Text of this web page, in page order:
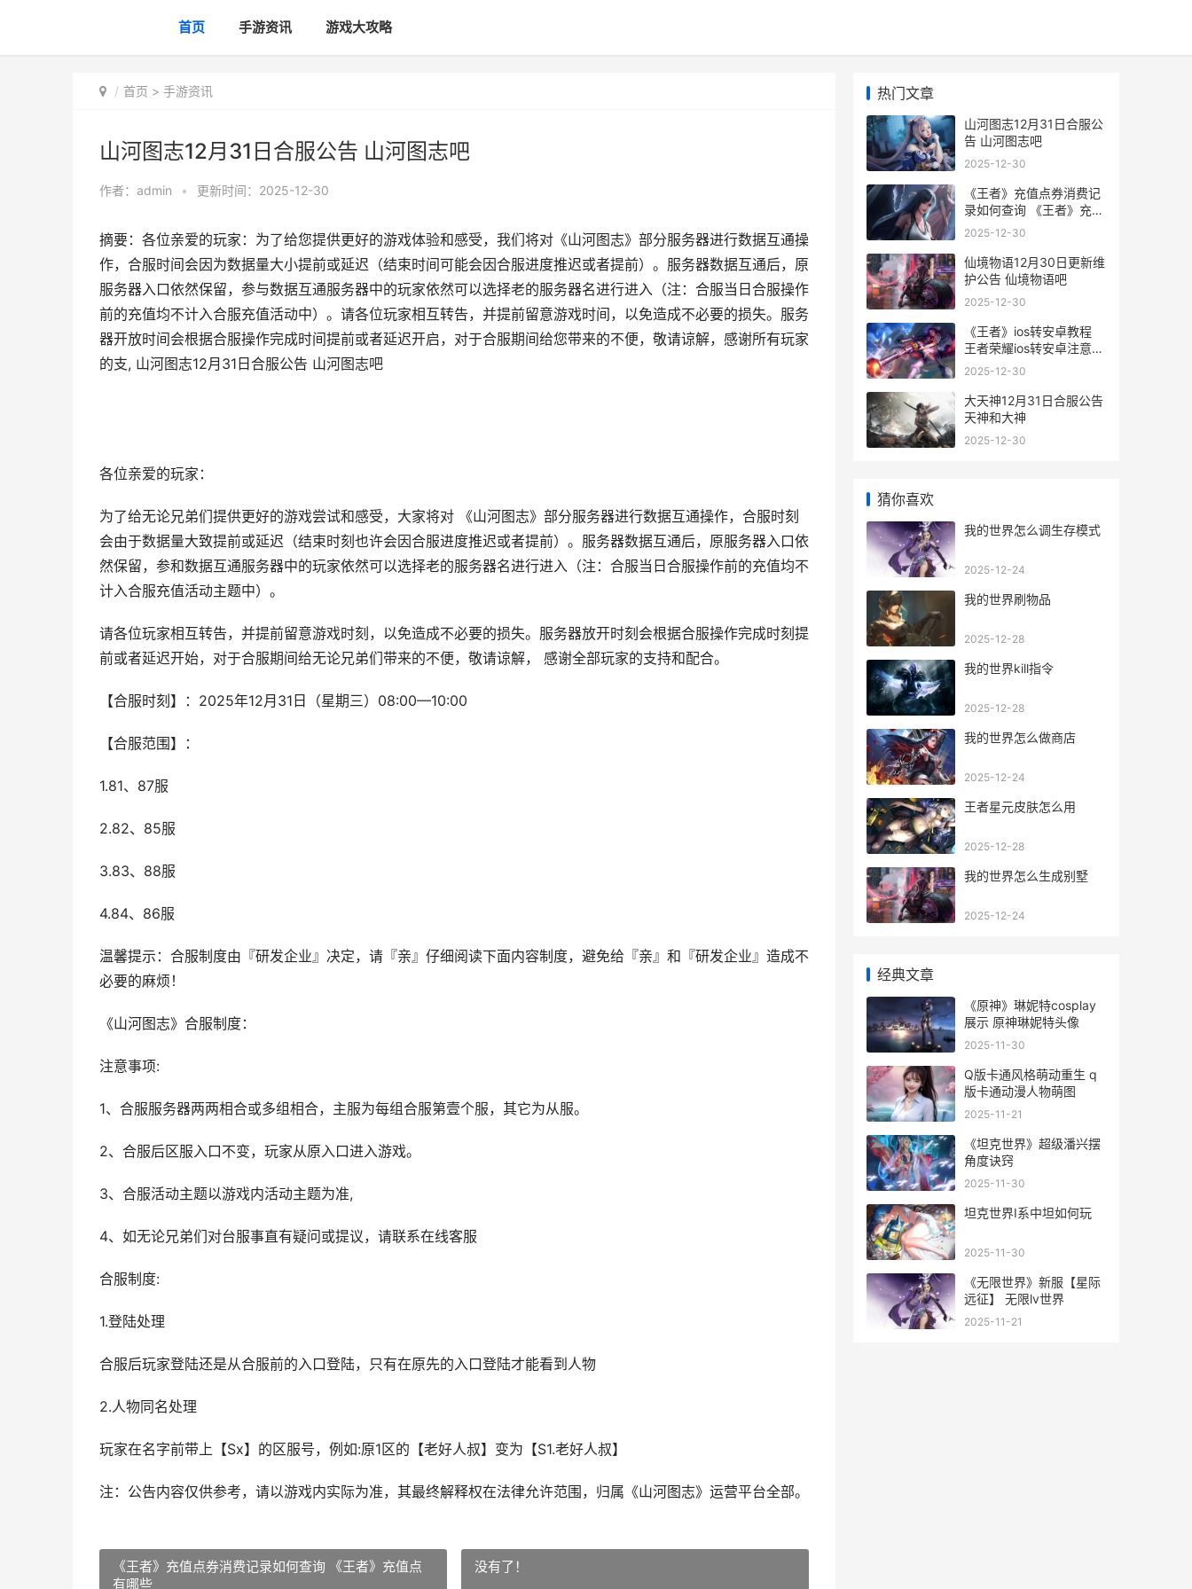
首页 手游资讯 游戏大攻略
首页 > 手游资讯
山河图志12月31日合服公告 山河图志吧
作者： admin • 更新时间：2025-12-30
摘要：各位亲爱的玩家：为了给您提供更好的游戏体验和感受，我们将对《山河图志》部分服务器进行数据互通操
作，合服时间会因为数据量大小提前或延迟（结束时间可能会因合服进度推迟或者提前）。服务器数据互通后，原
服务器入口依然保留，参与数据互通服务器中的玩家依然可以选择老的服务器名进行进入（注：合服当日合服操作
前的充值均不计入合服充值活动中）。请各位玩家相互转告，并提前留意游戏时间，以免造成不必要的损失。服务
器开放时间会根据合服操作完成时间提前或者延迟开启，对于合服期间给您带来的不便，敬请谅解，感谢所有玩家
的支, 山河图志12月31日合服公告 山河图志吧
各位亲爱的玩家：
为了给无论兄弟们提供更好的游戏尝试和感受，大家将对 《山河图志》部分服务器进行数据互通操作，合服时刻
会由于数据量大致提前或延迟（结束时刻也许会因合服进度推迟或者提前）。服务器数据互通后，原服务器入口依
然保留，参和数据互通服务器中的玩家依然可以选择老的服务器名进行进入（注：合服当日合服操作前的充值均不
计入合服充值活动主题中）。
请各位玩家相互转告，并提前留意游戏时刻，以免造成不必要的损失。服务器放开时刻会根据合服操作完成时刻提
前或者延迟开始，对于合服期间给无论兄弟们带来的不便，敬请谅解， 感谢全部玩家的支持和配合。
【合服时刻】：2025年12月31日（星期三）08:00—10:00
【合服范围】：
1.81、87服
2.82、85服
3.83、88服
4.84、86服
温馨提示：合服制度由『研发企业』决定，请『亲』仔细阅读下面内容制度，避免给『亲』和『研发企业』造成不
必要的麻烦！
《山河图志》合服制度：
注意事项:
1、合服服务器两两相合或多组相合，主服为每组合服第壹个服，其它为从服。
2、合服后区服入口不变，玩家从原入口进入游戏。
3、合服活动主题以游戏内活动主题为准,
4、如无论兄弟们对台服事直有疑问或提议，请联系在线客服
合服制度:
1.登陆处理
合服后玩家登陆还是从合服前的入口登陆，只有在原先的入口登陆才能看到人物
2.人物同名处理
玩家在名字前带上【Sx】的区服号，例如:原1区的【老好人叔】变为【S1.老好人叔】
注：公告内容仅供参考，请以游戏内实际为准，其最终解释权在法律允许范围，归属《山河图志》运营平台全部。
《王者》充值点券消费记录如何查询 《王者》充值点
有哪些
没有了！
热门文章
山河图志12月31日合服公
告 山河图志吧
2025-12-30
《王者》充值点券消费记
录如何查询 《王者》充值
点有哪些
2025-12-30
仙境物语12月30日更新维
护公告 仙境物语吧
2025-12-30
《王者》ios转安卓教程
王者荣耀ios转安卓注意事
项
2025-12-30
大天神12月31日合服公告
天神和大神
2025-12-30
猜你喜欢
我的世界怎么调生存模式
2025-12-24
我的世界刷物品
2025-12-28
我的世界kill指令
2025-12-28
我的世界怎么做商店
2025-12-24
王者星元皮肤怎么用
2025-12-28
我的世界怎么生成别墅
2025-12-24
经典文章
《原神》琳妮特cosplay
展示 原神琳妮特头像
2025-11-30
Q版卡通风格萌动重生 q
版卡通动漫人物萌图
2025-11-21
《坦克世界》超级潘兴摆
角度诀窍
2025-11-30
坦克世界I系中坦如何玩
2025-11-30
《无限世界》新服【星际
远征】 无限lv世界
2025-11-21